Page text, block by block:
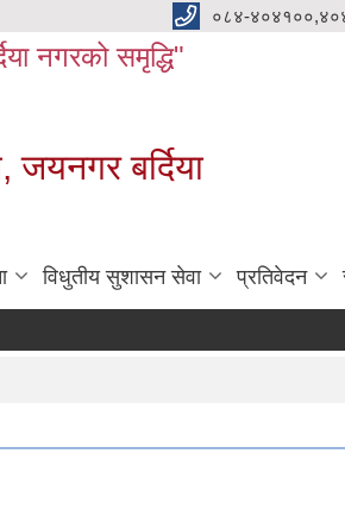
०८४-
नगरको समृद्धि"
जयनगर बर्दिया
विधुतीय सुशासन सेवा प्रतिवेदन